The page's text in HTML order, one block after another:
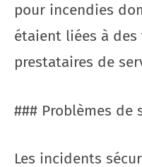
pour incendies
étaient liées à des
prestataires de
### Problèmes de
Les incidents